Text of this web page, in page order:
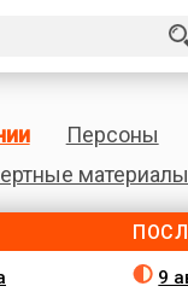
Персоны
материалы
9